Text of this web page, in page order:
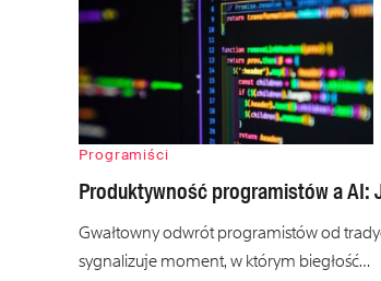
Programiści
Produktywność programistów a AI:
Gwałtowny odwrót programistów od
sygnalizuje moment, w którym biegłość…